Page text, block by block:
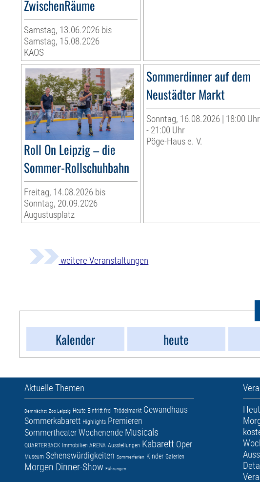
ZwischenRäume
Samstag, 13.06.2026 bis
Samstag, 15.08.2026
KAOS
Roll On Leipzig – die
Sommer-Rollschuhbahn
Freitag, 14.08.2026 bis
Sonntag, 20.09.2026
Augustusplatz
Sommerdinner auf dem
Neustädter Markt
Sonntag, 16.08.2026 | 18:00 Uhr
- 21:00 Uhr
Pöge-Haus e. V.
weitere Veranstaltungen
Kalender
heute
Aktuelle Themen
Demnächst Zoo Leipzig Heute Eintritt frei Trödelmarkt Gewandhaus
Sommerkabarett Highlights Premieren
SommertheaterWochenende Musicals
QUARTERBACK Immobilien ARENA Ausstellungen Kabarett Oper
Museum Sehenswürdigkeiten Sommerferien Kinder Galerien
Morgen Dinner-Show Führungen